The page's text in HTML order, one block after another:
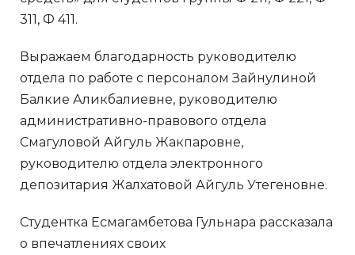
311, Ф 411.
Выражаем благодарность руководителю
отдела по работе с персоналом Зайнулиной
Балкие Аликбалиевне, руководителю
административно-правового отдела
Смагуловой Айгуль Жакпаровне,
руководителю отдела электронного
депозитария Жалхатовой Айгуль Утегеновне.
Студентка Есмагамбетова Гульнара рассказала
о впечатлениях своих